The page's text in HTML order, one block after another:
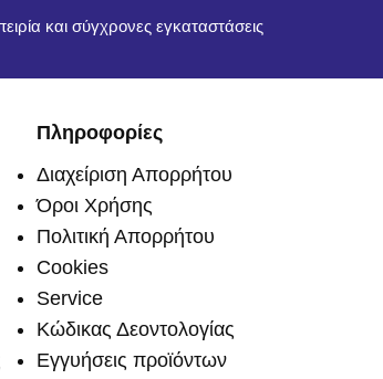
και σύγχρονες εγκαταστάσεις
Πληροφορίες
Διαχείριση Απορρήτου
Όροι Χρήσης
Πολιτική Απορρήτου
Cookies
Service
Κώδικας Δεοντολογίας
Εγγυήσεις προϊόντων